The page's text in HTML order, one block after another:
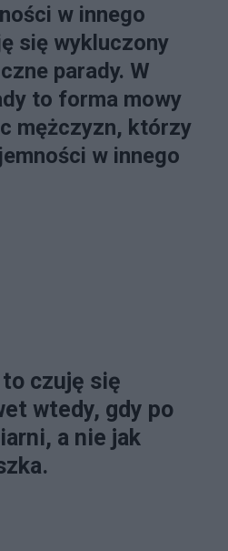
w innego
się wykluczony
parady. W
to forma mowy
mężczyzn, którzy
w innego
to czuję się
wtedy, gdy po
a nie jak